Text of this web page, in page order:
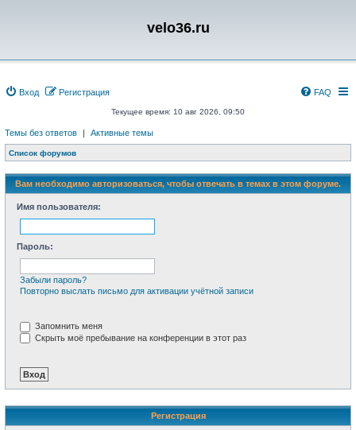
velo36.ru
Вход Регистрация FAQ
Текущее время: 10 авг 2026, 09:50
Темы без ответов | Активные темы
Список форумов
Вам необходимо авторизоваться, чтобы отвечать в темах в этом форуме.
Имя пользователя:
Пароль:
Забыли пароль?
Повторно выслать письмо для активации учётной записи
Запомнить меня
Скрыть моё пребывание на конференции в этот раз
Регистрация